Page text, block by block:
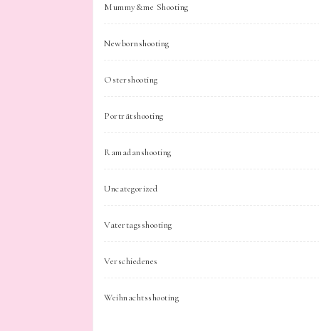
Mummy&me Shooting
Newbornshooting
Ostershooting
Porträtshooting
Ramadanshooting
Uncategorized
Vatertagsshooting
Verschiedenes
Weihnachtsshooting